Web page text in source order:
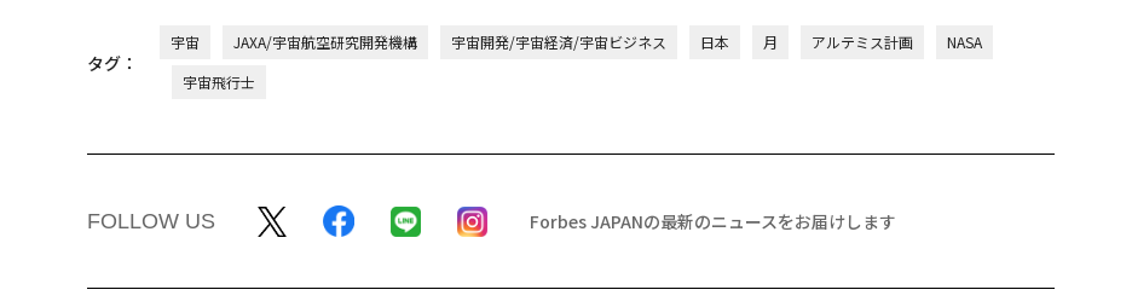
タグ：
宇宙 JAXA/宇宙航空研究開発機構 宇宙開発/宇宙経済/宇宙ビジネス 日本 月 アルテミス計画
NASA
宇宙飛行士
FOLLOW US Forbes JAPANの最新のニュースをお届けします